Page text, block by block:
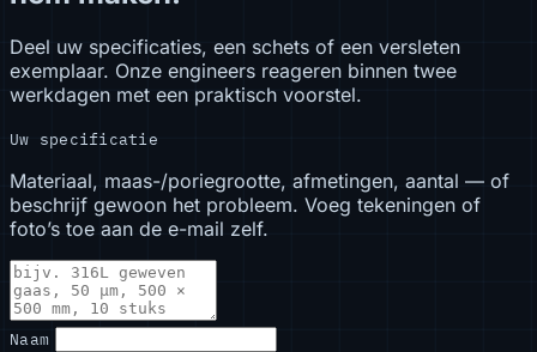
Deel uw specificaties, een schets of een versleten
exemplaar. Onze engineers reageren binnen twee
werkdagen met een praktisch voorstel.
Uw specificatie
Materiaal, maas-/poriegrootte, afmetingen, aantal — of
beschrijf gewoon het probleem. Voeg tekeningen of
foto’s toe aan de e-mail zelf.
Naam